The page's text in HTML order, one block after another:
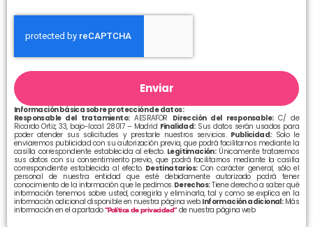
Enviar
Información básica sobre protección de datos:
Responsable del tratamiento:AESRAFOR Dirección del responsable:C/ de
Ricardo Ortiz, 33, bajo-local 28017 – Madrid Finalidad:Sus datos serán usados para
poder atender sus solicitudes y prestarle nuestros servicios. Publicidad:Solo le
enviaremos publicidad con su autorización previa, que podrá facilitarnos mediante la
casilla correspondiente establecida al efecto. Legitimación:Únicamente trataremos
sus datos con su consentimiento previo, que podrá facilitarnos mediante la casilla
correspondiente establecida al efecto.Destinatarios:Con carácter general, sólo el
personal de nuestra entidad que esté debidamente autorizado podrá tener
conocimiento de la información que le pedimos.Derechos:Tiene derecho a saber qué
información tenemos sobre usted, corregirla y eliminarla, tal y como se explica en la
información adicional disponible en nuestra página web.Información adicional:Más
información en el apartado“Política de privacidad”de nuestra página web